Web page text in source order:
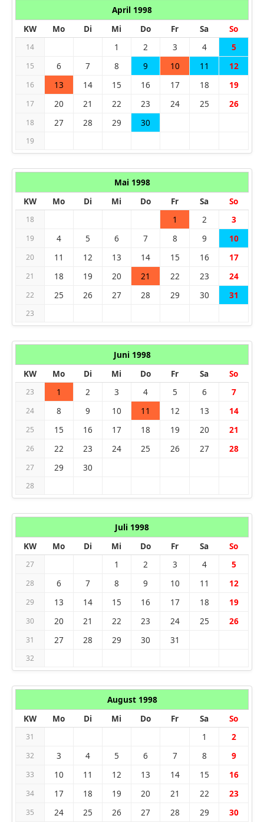
April 1998
KW
Mo Di Mi Do Fr Sa So
14 1 2 3 4 5
15 6 7 8 9 10 11 12
16 13 14 15 16 17 18 19
17 20 21 22 23 24 25 26
18 27 28 29 30
19
Mai 1998
KW
Mo Di Mi Do Fr Sa So
18 1 2 3
19 4 5 6 7 8 9 10
20 11 12 13 14 15 16 17
21 18 19 20 21 22 23 24
22 25 26 27 28 29 30 31
23
Juni 1998
KW
Mo Di Mi Do Fr Sa So
23 1 2 3 4 5 6 7
24 8 9 10 11 12 13 14
25 15 16 17 18 19 20 21
26 22 23 24 25 26 27 28
27 29 30
28
Juli 1998
KW
Mo Di Mi Do Fr Sa So
27 1 2 3 4 5
28 6 7 8 9 10 11 12
29 13 14 15 16 17 18 19
30 20 21 22 23 24 25 26
31 27 28 29 30 31
32
August 1998
KW
Mo Di Mi Do Fr Sa So
31 1 2
32 3 4 5 6 7 8 9
33 10 11 12 13 14 15 16
34 17 18 19 20 21 22 23
35 24 25 26 27 28 29 30